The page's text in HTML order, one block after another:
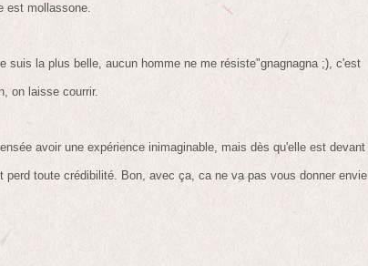
est mollassone.
suis la plus belle, aucun homme ne me résiste"gnagnagna ;), c'est
on laisse courrir.
avoir une expérience inimaginable, mais dès qu'elle est devant
perd toute crédibilité. Bon, avec ça, ca ne va pas vous donner envie